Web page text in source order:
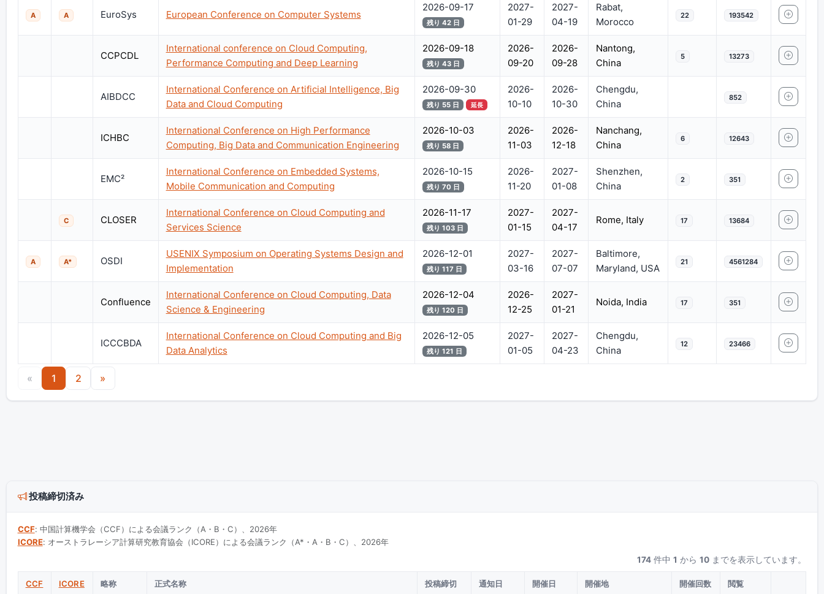
A A EuroSys European Conference on Computer Systems
2026-09-17
残り 42 日
2027-
01-29
2027-
04-19
Rabat,
Morocco
22 193542
CCPCDL
International conference on Cloud Computing,
Performance Computing and Deep Learning
2026-09-18
残り 43 日
2026-
09-20
2026-
09-28
Nantong,
China
5 13273
AIBDCC
International Conference on Artificial Intelligence, Big
Data and Cloud Computing
2026-09-30
残り 55 日 延長
2026-
10-10
2026-
10-30
Chengdu,
China
852
ICHBC
International Conference on High Performance
Computing, Big Data and Communication Engineering
2026-10-03
残り 58 日
2026-
11-03
2026-
12-18
Nanchang,
China
6 12643
EMC²
International Conference on Embedded Systems,
Mobile Communication and Computing
2026-10-15
残り 70 日
2026-
11-20
2027-
01-08
Shenzhen,
China
2 351
C CLOSER
International Conference on Cloud Computing and
Services Science
2026-11-17
残り 103 日
2027-
01-15
2027-
04-17
Rome, Italy 17 13684
A A* OSDI
USENIX Symposium on Operating Systems Design and
Implementation
2026-12-01
残り 117 日
2027-
03-16
2027-
07-07
Baltimore,
Maryland, USA
21 4561284
Confluence
International Conference on Cloud Computing, Data
Science & Engineering
2026-12-04
残り 120 日
2026-
12-25
2027-
01-21
Noida, India 17 351
ICCCBDA
International Conference on Cloud Computing and Big
Data Analytics
2026-12-05
残り 121 日
2027-
01-05
2027-
04-23
Chengdu,
China
12 23466
« 1 2 »
投稿締切済み
CCF: 中国計算機学会（CCF）による会議ランク（A・B・C）、2026年
ICORE: オーストラレーシア計算研究教育協会（ICORE）による会議ランク（A*・A・B・C）、2026年
174 件中1 から10 までを表示しています。
CCF ICORE 略称 正式名称 投稿締切 通知日 開催日 開催地 開催回数 閲覧